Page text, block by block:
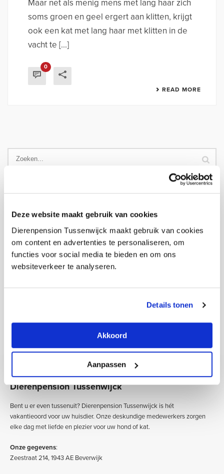
Deze website maakt gebruik van cookies
Dierenpension Tussenwijck maakt gebruik van cookies
om content en advertenties te personaliseren, om
functies voor social media te bieden en om ons
websiteverkeer te analyseren.
Details tonen
Akkoord
Aanpassen
Maar net als menig mens met lang haar zich
soms groen en geel ergert aan klitten, krijgt
ook een kat met lang haar met klitten in de
vacht te [...]
0
READ MORE
Zo druk hebben we het nog nooit gehad
6 trainingstips voor jouw puppy
Dagopvang; het dagje uit voor jouw trouwe viervoeter!
Categorieën
Dierenpension Tussenwijck
Bent u er even tussenuit? Dierenpension Tussenwijck is hét
vakantieoord voor uw huisdier. Onze deskundige medewerkers zorgen
elke dag met liefde en plezier voor uw hond of kat.
Onze gegevens:
Zeestraat 214, 1943 AE Beverwijk